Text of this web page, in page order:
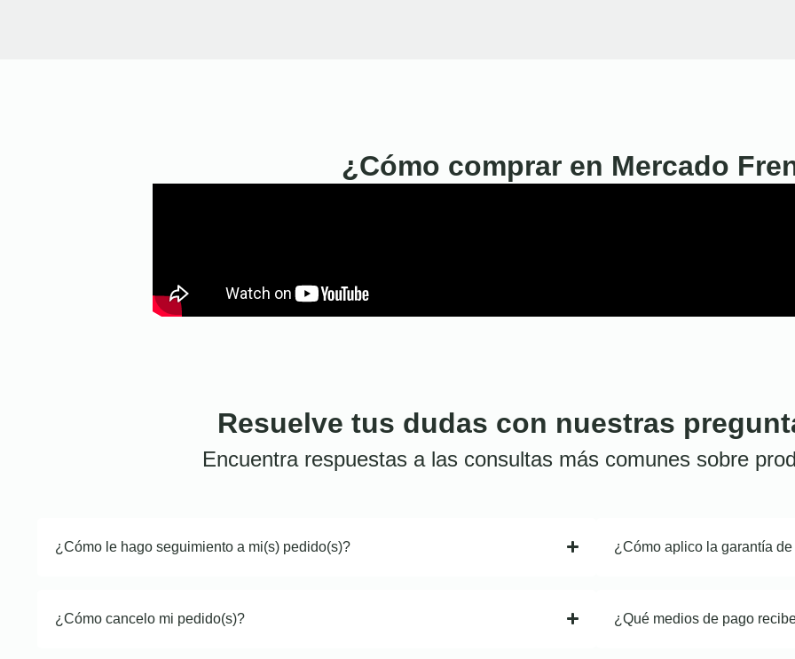
¿Cómo comprar en Mercado
Resuelve tus dudas con nuestras
Encuentra respuestas a las consultas más comunes sobre
¿Cómo le hago seguimiento a mi(s) pedido(s)?
¿Cómo cancelo mi pedido(s)?
¿Cómo aplico la garantía
¿Qué medios de pago